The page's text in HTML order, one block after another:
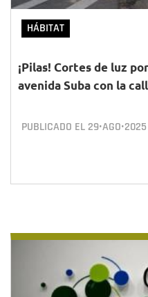
HÁBITAT
¡Pilas! Cortes de luz
avenida Suba con la
PUBLICADO EL 29•AGO•2025